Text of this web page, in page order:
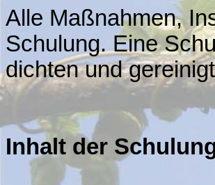
Alle Maßnahmen,
Schulung. Eine
dichten und
Inhalt der